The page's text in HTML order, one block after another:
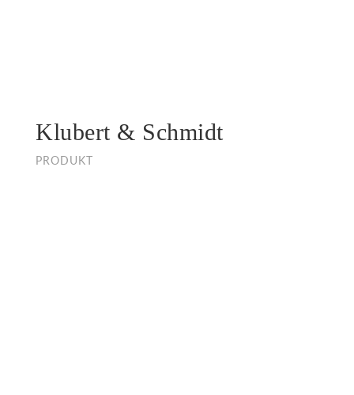
Klubert & Schmidt
PRODUKT